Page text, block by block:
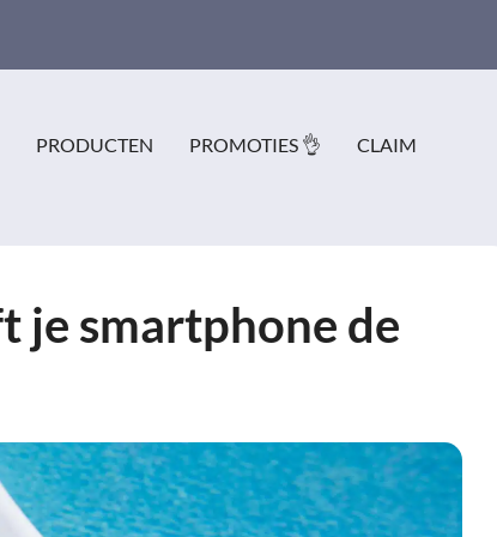
PRODUCTEN PROMOTIES 👌 CLAIM
je smartphone de